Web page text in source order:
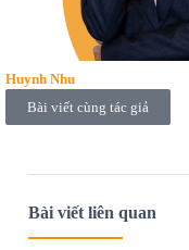
Huynh Nhu
Bài viết cùng tác giả
Bài viết liên quan